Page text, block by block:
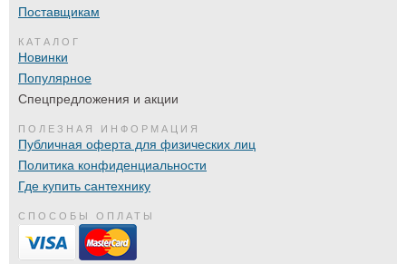
Поставщикам
КАТАЛОГ
Новинки
Популярное
Спецпредложения и акции
ПОЛЕЗНАЯ ИНФОРМАЦИЯ
Публичная оферта для физических лиц
Политика конфиденциальности
Где купить сантехнику
СПОСОБЫ ОПЛАТЫ